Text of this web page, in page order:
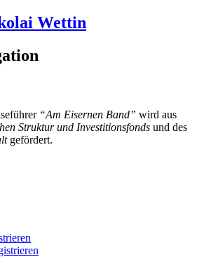
Wettin
“Am Eisernen Band” wird aus
Struktur und Investitionsfonds und des
gefördert.